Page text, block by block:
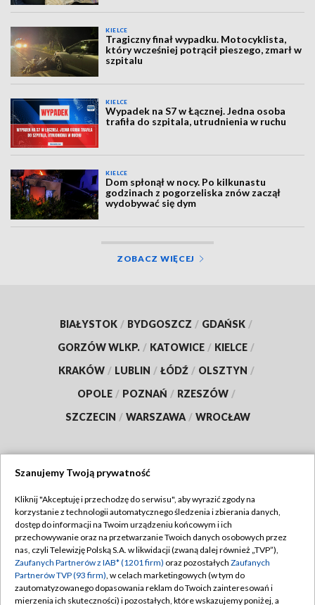
KIELCE
Tragiczny finał wypadku. Motocyklista,
który wcześniej potrącił pieszego, zmarł w
szpitalu
KIELCE
Wypadek na S7 w Łącznej. Jedna osoba
trafiła do szpitala, utrudnienia w ruchu
KIELCE
Dom spłonął w nocy. Po kilkunastu
godzinach z pogorzeliska znów zaczął
wydobywać się dym
ZOBACZ WIĘCEJ
BIAŁYSTOK / BYDGOSZCZ / GDAŃSK /
GORZÓW WLKP. / KATOWICE / KIELCE /
KRAKÓW / LUBLIN / ŁÓDŹ / OLSZTYN /
OPOLE / POZNAŃ / RZESZÓW /
SZCZECIN / WARSZAWA / WROCŁAW
TVP
Abonament TVP
Emisja w TVP
Centrum informacji TVP
Regulamin TVP
Polityka prywatności
Moje zgody
Szanujemy Twoją prywatność
Kliknij "Akceptuję i przechodzę do serwisu", aby wyrazić zgody na
korzystanie z technologii automatycznego śledzenia i zbierania danych,
dostęp do informacji na Twoim urządzeniu końcowym i ich
przechowywanie oraz na przetwarzanie Twoich danych osobowych przez
nas, czyli Telewizję Polską S.A. w likwidacji (zwaną dalej również „TVP”),
Zaufanych Partnerów z IAB* (1201 firm) oraz pozostałych Zaufanych
Partnerów TVP (93 firm), w celach marketingowych (w tym do
zautomatyzowanego dopasowania reklam do Twoich zainteresowań i
mierzenia ich skuteczności) i pozostałych, które wskazujemy poniżej, a